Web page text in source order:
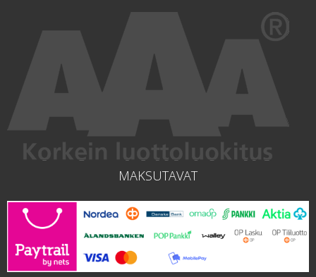
MAKSUTAVAT